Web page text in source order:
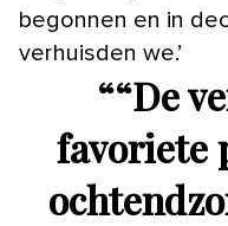
begonnen en in
verhuisden we.’
““De
favoriete